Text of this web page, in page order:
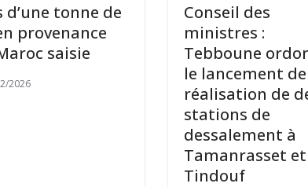
d’une tonne de
provenance
saisie
2026
Conseil des
ministres :
Tebboune
le lancement
réalisation de
stations de
dessalement à
Tamanrasset et
Tindouf